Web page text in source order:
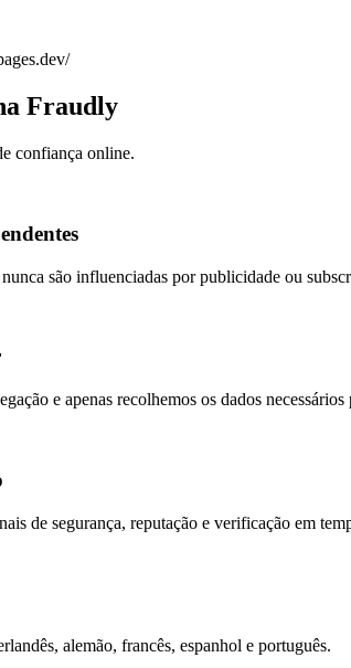
Fraudly
confiança online.
são influenciadas por publicidade ou
e apenas recolhemos os dados
de segurança, reputação e verificação em
alemão, francês, espanhol e português.